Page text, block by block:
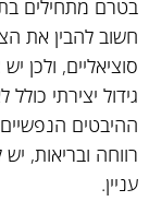
בטרם מתחילים
חשוב להבין את
סוציאליים, ולכן
גידול יצירתי
ההיבטים
רווחה ובריאות,
עניין.